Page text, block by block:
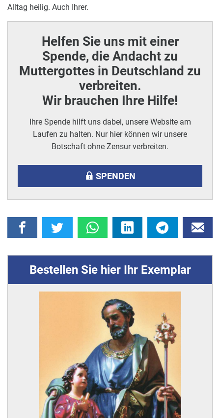
Alltag heilig. Auch Ihrer.
Helfen Sie uns mit einer
Spende, die Andacht zu
Muttergottes in Deutschland zu
verbreiten.
Wir brauchen Ihre Hilfe!
Ihre Spende hilft uns dabei, unsere Website am
Laufen zu halten. Nur hier können wir unsere
Botschaft ohne Zensur verbreiten.
SPENDEN
Bestellen Sie hier Ihr Exemplar